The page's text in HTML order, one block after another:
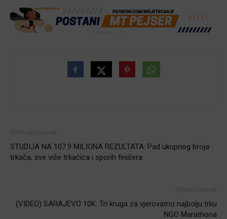
STUDIJA NA 107.9 MILIONA REZULTATA: Pad ukupnog broja
trkača, sve više trkačica i sporih finišera
(VIDEO) SARAJEVO 10K: Tri kruga za vjerovatno najbolju trku
NGO Marathona